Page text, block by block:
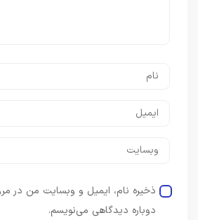
ذخیره نام، ایمیل و وبسایت من در
دوباره دیدگاهی می‌نویسم.